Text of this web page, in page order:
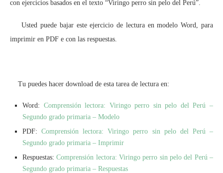
con ejercicios basados en el texto “Viringo perro sin pelo del Perú”.
Usted puede bajar este ejercicio de lectura en modelo Word, para
imprimir en PDF e con las respuestas.
Tu puedes hacer download de esta tarea de lectura en:
Word: Comprensión lectora: Viringo perro sin pelo del Perú –
Segundo grado primaria – Modelo
PDF:Comprensión lectora: Viringo perro sin pelo del Perú –
Segundo grado primaria – Imprimir
Respuestas:Comprensión lectora: Viringo perro sin pelo del Perú –
Segundo grado primaria – Respuestas